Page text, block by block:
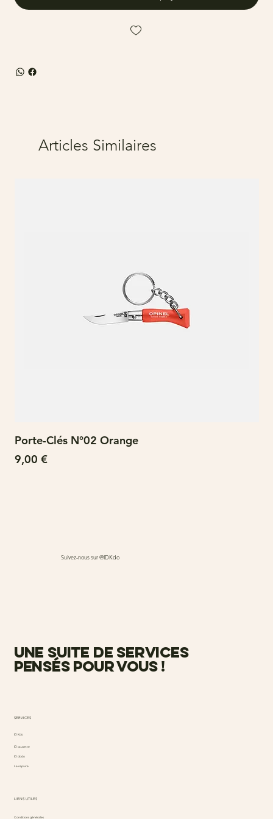
Articles Similaires
Porte-Clés N°02 Orange
Prix
9,00 €
Suivez-nous sur @IDKdo
une suite de services
pensés pour vous !
SERVICES
ID Kdo
ID causette
ID dodo
Le repaire
LIENS UTILES
Conditions générales